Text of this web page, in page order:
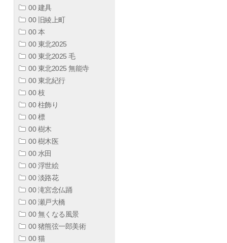
00 建具
00 旧綾上町
00 本
00 東北2025
00 東北2025 毛
00 東北2025 無能寺
00 東北紀行
00 枝
00 柱飾り
00 標
00 樹木
00 樹木医
00 水田
00 浮世絵
00 淡路花
00 滝宮念仏踊
00 瀬戸大橋
00 無くなる風景
00 猪熊弦一郎美術
00 猫